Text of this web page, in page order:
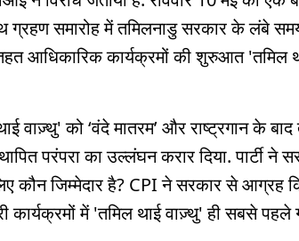
समारोह में तमिलनाडु सरकार के लंबे
आधिकारिक कार्यक्रमों की शुरुआत 'तमिल
वाज़्थु' को ‘वंदे मातरम’ और राष्ट्रगान के
परंपरा का उल्लंघन करार दिया. पार्टी ने
कौन जिम्मेदार है? CPI ने सरकार से आग्रह
कार्यक्रमों में 'तमिल थाई वाज़्थु' ही सबसे पहले